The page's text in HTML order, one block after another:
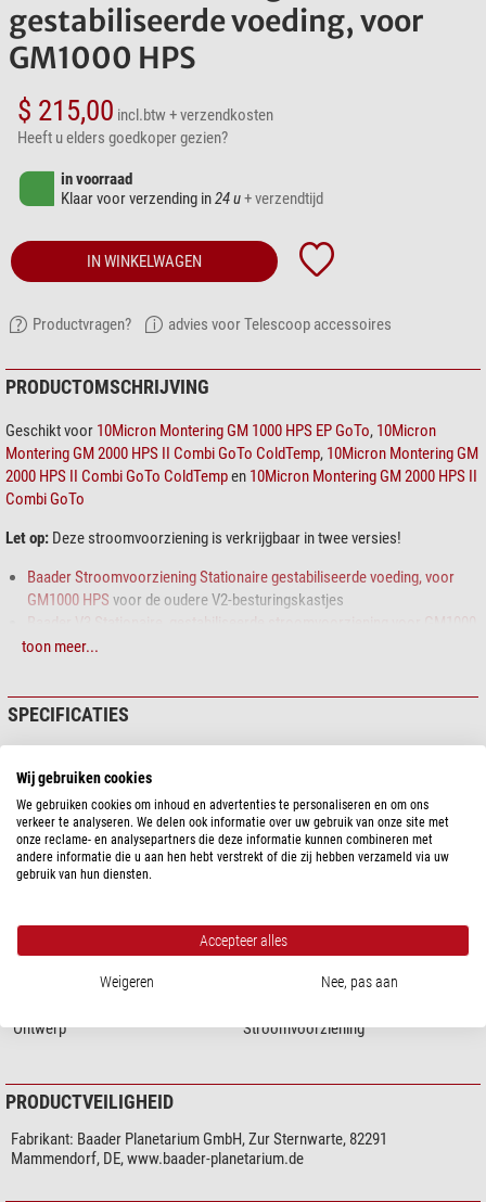
gestabiliseerde voeding, voor
GM1000 HPS
$ 215,00 incl.btw+ verzendkosten
Heeft u elders goedkoper gezien?
in voorraad
Klaar voor verzending in24 u+ verzendtijd
IN WINKELWAGEN
Productvragen? advies voor Telescoop accessoires
PRODUCTOMSCHRIJVING
Geschikt voor 10Micron Montering GM 1000 HPS EP GoTo, 10Micron
Montering GM 2000 HPS II Combi GoTo ColdTemp, 10Micron Montering GM
2000 HPS II Combi GoTo ColdTempen 10Micron Montering GM 2000 HPS II
Combi GoTo
Let op: Deze stroomvoorziening is verkrijgbaar in twee versies!
Baader Stroomvoorziening Stationaire gestabiliseerde voeding, voor
GM1000 HPS voor de oudere V2-besturingskastjes
Baader V3 Stationaire, gestabiliseerde stroomvoorziening voor GM1000
/ GM2000, 5A, 24V
toon meer...
SPECIFICATIES
Ingangsspanning
Uitgangsspanning
24
Capaciteit
120
Bijzonderheden
Algemeen
Ontwerp
Stroomvoorziening
PRODUCTVEILIGHEID
Fabrikant: Baader Planetarium GmbH, Zur Sternwarte, 82291
Mammendorf, DE, www.baader-planetarium.de
Wij gebruiken cookies
We gebruiken cookies om inhoud en advertenties te personaliseren en om ons
verkeer te analyseren. We delen ook informatie over uw gebruik van onze site met
onze reclame- en analysepartners die deze informatie kunnen combineren met
andere informatie die u aan hen hebt verstrekt of die zij hebben verzameld via uw
gebruik van hun diensten.
Accepteer alles
Weigeren Nee, pas aan